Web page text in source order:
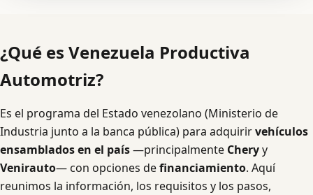
¿Qué es Venezuela Productiva
Automotriz?
Es el programa del Estado venezolano (Ministerio de
Industria junto a la banca pública) para adquirirvehículos
ensamblados en el país—principalmente Cheryy
Venirauto— con opciones definanciamiento. Aquí
reunimos la información, los requisitos y los pasos,